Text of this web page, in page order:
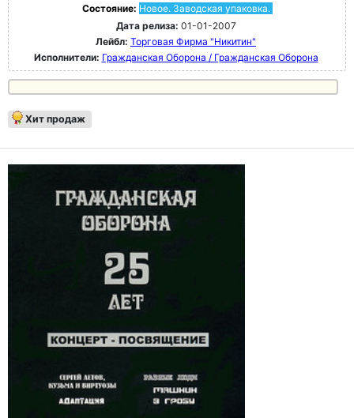
Состояние: Новое. Заводская упаковка.
Дата релиза: 01-01-2007
Лейбл: Торговая Фирма "Никитин"
Исполнители: Гражданская Оборона / Гражданская Оборона
Хит продаж